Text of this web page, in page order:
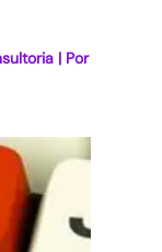
| Por